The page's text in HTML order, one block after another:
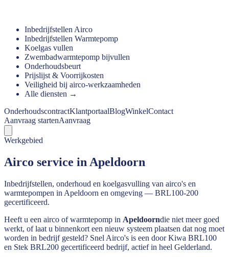
Inbedrijfstellen Airco
Inbedrijfstellen Warmtepomp
Koelgas vullen
Zwembadwarmtepomp bijvullen
Onderhoudsbeurt
Prijslijst & Voorrijkosten
Veiligheid bij airco-werkzaamheden
Alle diensten →
OnderhoudscontractKlantportaalBlogWinkelContact
Aanvraag startenAanvraag
Werkgebied
Airco service in Apeldoorn
Inbedrijfstellen, onderhoud en koelgasvulling van airco's en
warmtepompen in Apeldoorn en omgeving — BRL100-200
gecertificeerd.
Heeft u een airco of warmtepomp in Apeldoorndie niet meer goed
werkt, of laat u binnenkort een nieuw systeem plaatsen dat nog moet
worden in bedrijf gesteld? Snel Airco's is een door Kiwa BRL100
en Stek BRL200 gecertificeerd bedrijf, actief in heel Gelderland.